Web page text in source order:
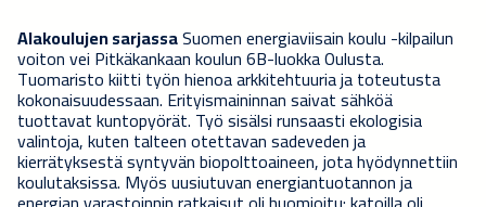
Alakoulujen sarjassaSuomen energiaviisain koulu -kilpailun
voiton vei Pitkäkankaan koulun 6B-luokka Oulusta.
Tuomaristo kiitti työn hienoa arkkitehtuuria ja toteutusta
kokonaisuudessaan. Erityismaininnan saivat sähköä
tuottavat kuntopyörät. Työ sisälsi runsaasti ekologisia
valintoja, kuten talteen otettavan sadeveden ja
kierrätyksestä syntyvän biopolttoaineen, jota hyödynnettiin
koulutaksissa. Myös uusiutuvan energiantuotannon ja